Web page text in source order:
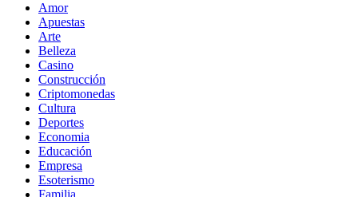
Amor
Apuestas
Arte
Belleza
Casino
Construcción
Criptomonedas
Cultura
Deportes
Economia
Educación
Empresa
Esoterismo
Familia